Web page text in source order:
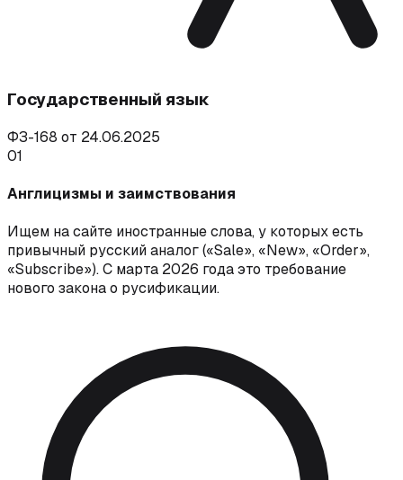
Государственный язык
ФЗ-168 от 24.06.2025
01
Англицизмы и заимствования
Ищем на сайте иностранные слова, у которых есть
привычный русский аналог («Sale», «New», «Order»,
«Subscribe»). С марта 2026 года это требование
нового закона о русификации.